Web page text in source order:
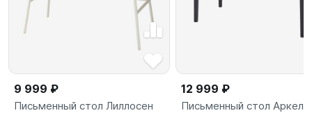
9 999 ₽
Письменный стол Лиллосен
12 999 ₽
Письменный стол Аркель